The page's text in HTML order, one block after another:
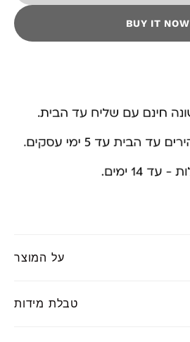
BUY IT NOW
על המוצר
טבלת מידות